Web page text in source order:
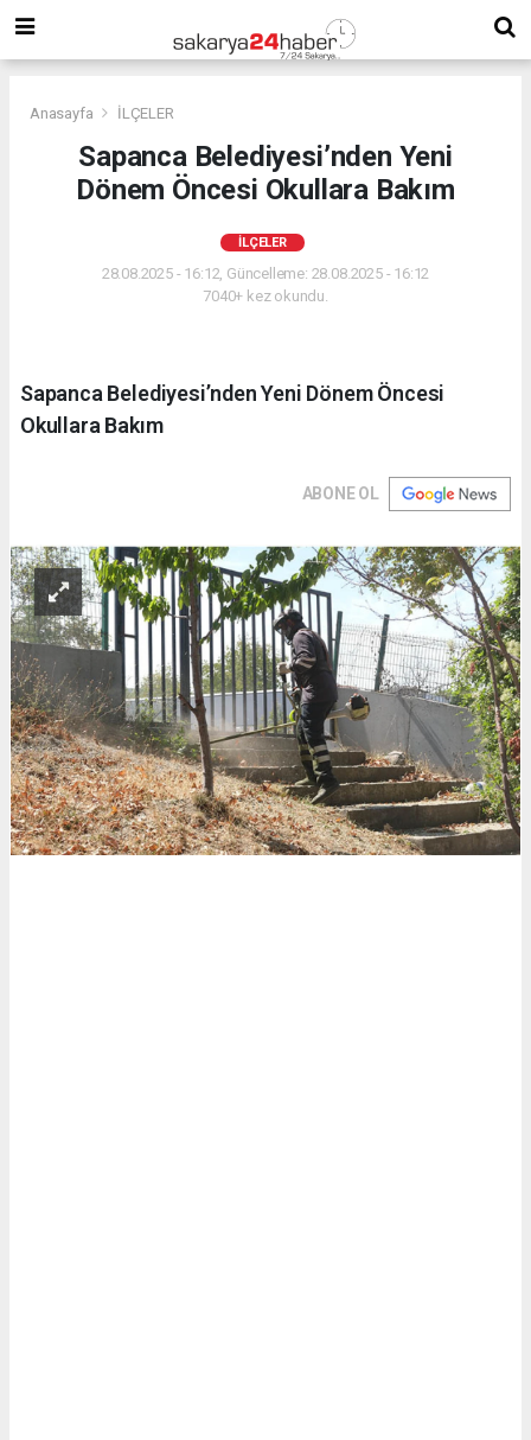
Anasayfa İLÇELER
Sapanca Belediyesi’nden Yeni
Dönem Öncesi Okullara Bakım
İLÇELER
28.08.2025 - 16:12, Güncelleme: 28.08.2025 - 16:12
7040+ kez okundu.
Sapanca Belediyesi’nden Yeni Dönem Öncesi
Okullara Bakım
ABONE OL